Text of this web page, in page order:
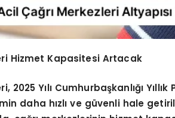
Hizmet Kapasitesi Artacak
2025 Yılı Cumhurbaşkanlığı
daha hızlı ve güvenli hale